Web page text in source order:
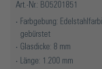
Art.-Nr.: BO5201851
Farbgebung:
gebürstet
Glasdicke: 8 mm
Länge: 1.200 mm